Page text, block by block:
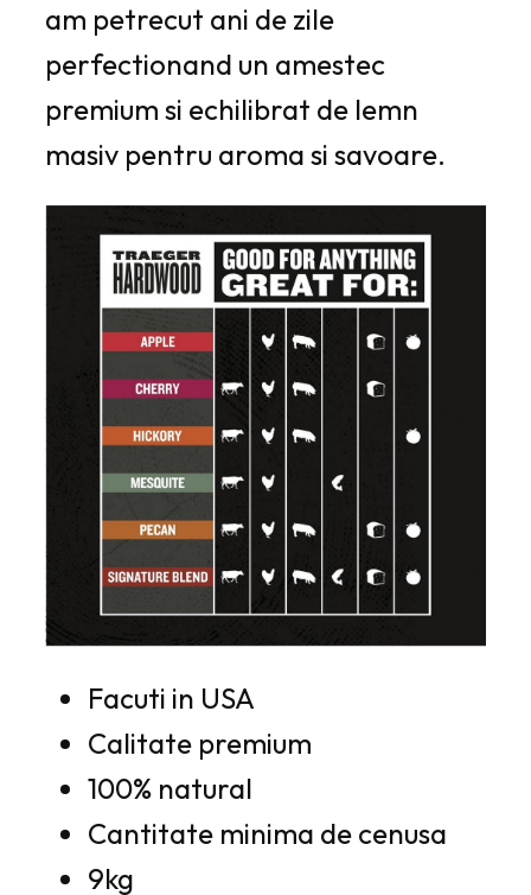
am petrecut ani de zile
perfectionand un amestec
premium si echilibrat de lemn
masiv pentru aroma si savoare.
Facuti in USA
Calitate premium
100% natural
Cantitate minima de cenusa
9kg